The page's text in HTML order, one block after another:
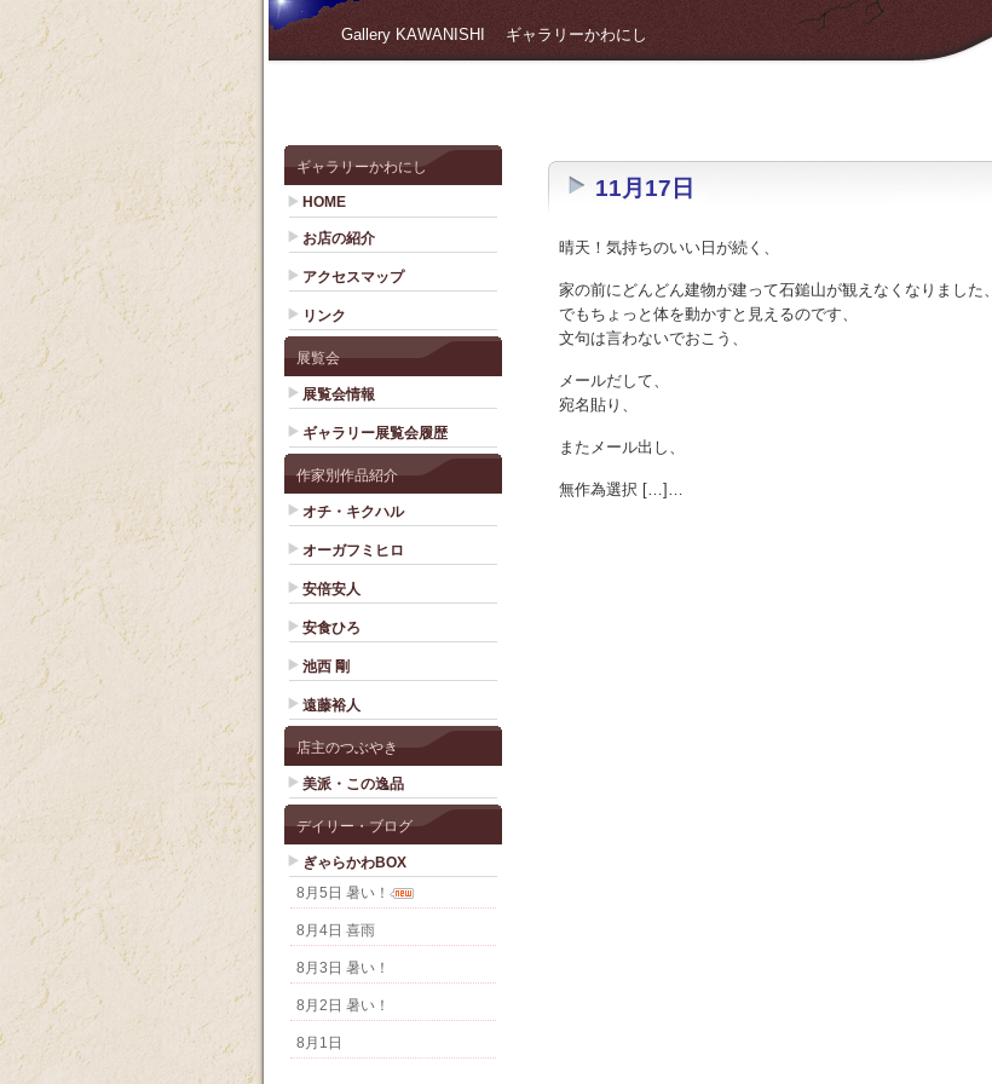
Gallery KAWANISHI ギャラリーかわにし
ギャラリーかわにし
HOME
お店の紹介
アクセスマップ
リンク
展覧会
展覧会情報
ギャラリー展覧会履歴
作家別作品紹介
オチ・キクハル
オーガフミヒロ
安倍安人
安食ひろ
池西 剛
遠藤裕人
店主のつぶやき
美派・この逸品
デイリー・ブログ
ぎゃらかわBOX
8月5日 暑い！
8月4日 喜雨
8月3日 暑い！
8月2日 暑い！
8月1日
11月17日
晴天！気持ちのいい日が続く、
家の前にどんどん建物が建って石鎚山が観えなくなりました、
でもちょっと体を動かすと見えるのです、
文句は言わないでおこう、
メールだして、
宛名貼り、
またメール出し、
無作為選択 […]…